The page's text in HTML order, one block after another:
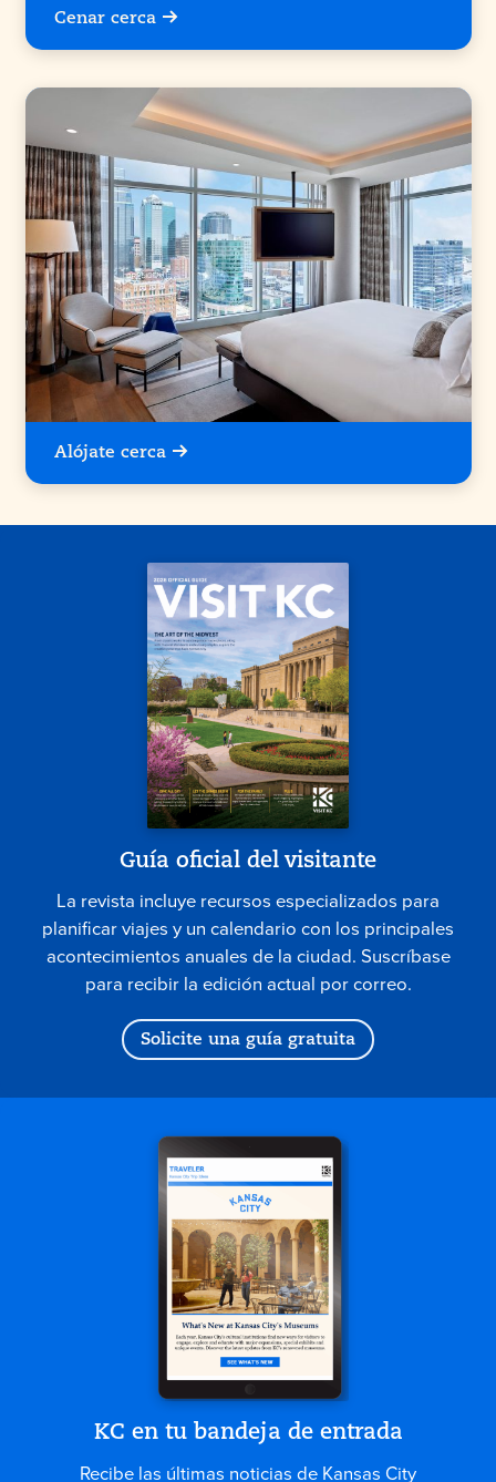
Cenar cerca
Alójate cerca
Guía oficial del visitante
La revista incluye recursos especializados para
planificar viajes y un calendario con los principales
acontecimientos anuales de la ciudad. Suscríbase
para recibir la edición actual por correo.
Solicite una guía gratuita
KC en tu bandeja de entrada
Recibe las últimas noticias de Kansas City